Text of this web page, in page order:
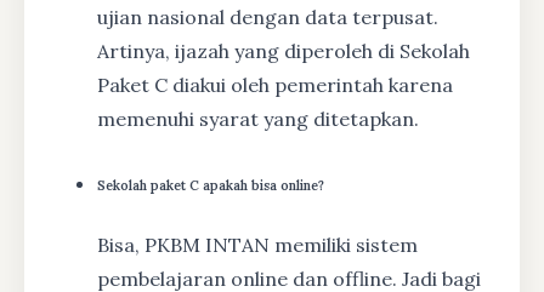
ujian nasional dengan data terpusat.
Artinya, ijazah yang diperoleh di Sekolah
Paket C diakui oleh pemerintah karena
memenuhi syarat yang ditetapkan.
Sekolah paket C apakah bisa online?
Bisa, PKBM INTAN memiliki sistem
pembelajaran online dan offline. Jadi bagi